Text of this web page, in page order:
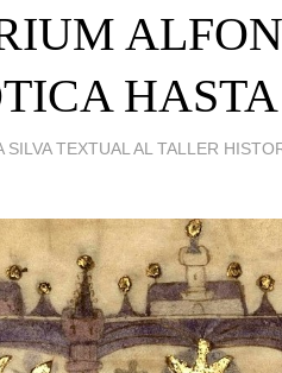
SILVA TEXTUAL AL TALLER